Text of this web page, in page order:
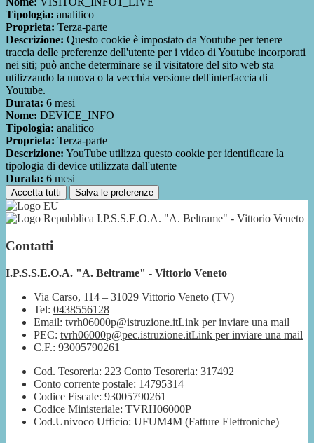
Tipologia: analitico
Proprieta: Terza-parte
Descrizione: Questo cookie è impostato da Youtube per tenere
traccia delle preferenze dell'utente per i video di Youtube incorporati
nei siti; può anche determinare se il visitatore del sito web sta
utilizzando la nuova o la vecchia versione dell'interfaccia di
Youtube.
Durata: 6 mesi
Nome: DEVICE_INFO
Tipologia: analitico
Proprieta: Terza-parte
Descrizione: YouTube utilizza questo cookie per identificare la
tipologia di device utilizzata dall'utente
Durata: 6 mesi
Accetta tutti Salva le preferenze
I.P.S.S.E.O.A. "A. Beltrame" - Vittorio Veneto
Contatti
I.P.S.S.E.O.A. "A. Beltrame" - Vittorio Veneto
Via Carso, 114 – 31029 Vittorio Veneto (TV)
Tel: 0438556128
Email: tvrh06000p@istruzione.itLink per inviare una mail
PEC: tvrh06000p@pec.istruzione.itLink per inviare una mail
C.F.: 93005790261
Cod. Tesoreria: 223 Conto Tesoreria: 317492
Conto corrente postale: 14795314
Codice Fiscale: 93005790261
Codice Ministeriale: TVRH06000P
Cod.Univoco Ufficio: UFUM4M (Fatture Elettroniche)